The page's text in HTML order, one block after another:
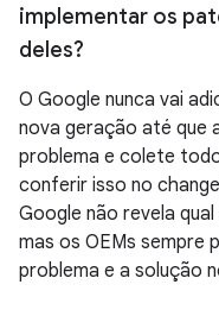
implementar os
deles?
O Google nunca vai
nova geração até que
problema e colete
conferir isso no
Google não revela
mas os OEMs sempre
problema e a solução